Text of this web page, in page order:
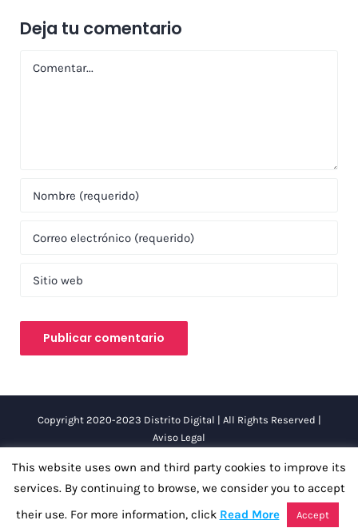
Deja tu comentario
Comentar
Copyright 2020-2023 Distrito Digital | All Rights Reserved |
Aviso Legal
FacebookInstagramLinkedInTwitterYouTube
This website uses own and third party cookies to improve its
services. By continuing to browse, we consider you to accept
their use. For more information, click Read More Accept